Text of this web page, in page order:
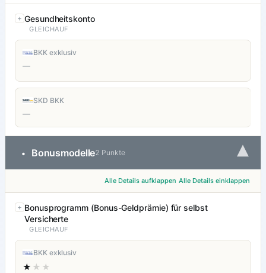
Gesundheitskonto
GLEICHAUF
BKK exklusiv
—
SKD BKK
—
• Bonusmodelle2 Punkte ▾
Alle Details aufklappen Alle Details einklappen
Bonusprogramm (Bonus-Geldprämie) für selbst
Versicherte
GLEICHAUF
BKK exklusiv
★ ★★